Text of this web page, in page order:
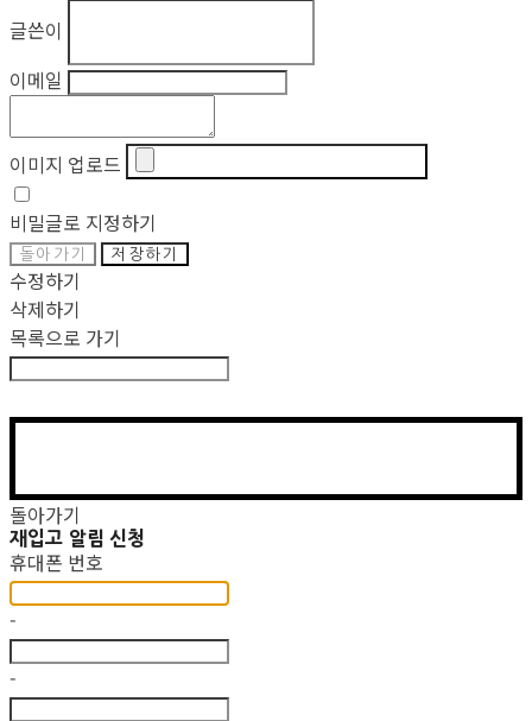
글쓴이
이메일
이미지 업로드
비밀글로 지정하기
돌아가기 저장하기
수정하기
삭제하기
목록으로 가기
돌아가기
재입고 알림 신청
휴대폰 번호
-
-